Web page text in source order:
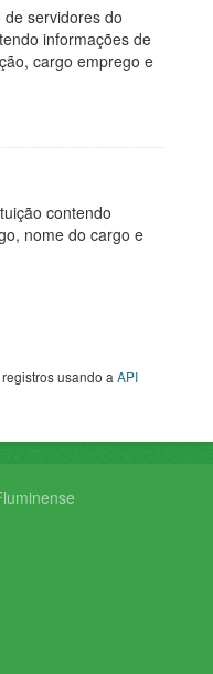
servidores do
informações de
cargo emprego e
contendo
nome do cargo e
usando aAPI